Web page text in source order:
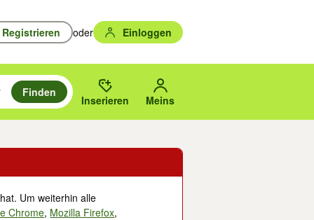
Registrieren oder Einloggen
und mit Eingabetaste auswählen.
zu suchen, oder Vorschläge mit den Pfeiltasten nach oben/
gewählten Orts oder PLZ.
Finden
Inserieren Meins
Um weiterhin alle
Chrome, Mozilla Firefox,